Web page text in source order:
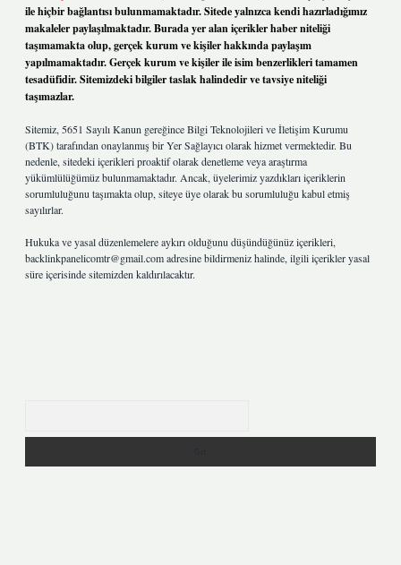
ile hiçbir bağlantısı bulunmamaktadır. Sitede yalnızca kendi hazırladığımız
makaleler paylaşılmaktadır. Burada yer alan içerikler haber niteliği
taşımamakta olup, gerçek kurum ve kişiler hakkında paylaşım
yapılmamaktadır. Gerçek kurum ve kişiler ile isim benzerlikleri tamamen
tesadüfidir. Sitemizdeki bilgiler taslak halindedir ve tavsiye niteliği
taşımazlar.
Sitemiz, 5651 Sayılı Kanun gereğince Bilgi Teknolojileri ve İletişim Kurumu
(BTK) tarafından onaylanmış bir Yer Sağlayıcı olarak hizmet vermektedir. Bu
nedenle, sitedeki içerikleri proaktif olarak denetleme veya araştırma
yükümlülüğümüz bulunmamaktadır. Ancak, üyelerimiz yazdıkları içeriklerin
sorumluluğunu taşımakta olup, siteye üye olarak bu sorumluluğu kabul etmiş
sayılırlar.
Hukuka ve yasal düzenlemelere aykırı olduğunu düşündüğünüz içerikleri,
backlinkpanelicomtr@gmail.comadresine bildirmeniz halinde, ilgili içerikler yasal
süre içerisinde sitemizden kaldırılacaktır.